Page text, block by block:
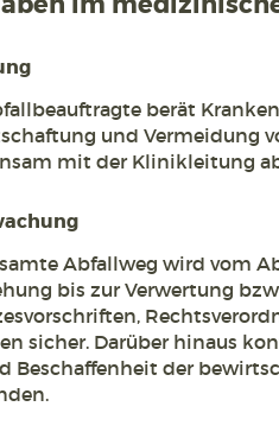
berät
und Vermeidung
mit der Klinikleitung
Abfallweg wird vom
bis zur Verwertung
sicher. Darüber hinaus
Beschaffenheit der